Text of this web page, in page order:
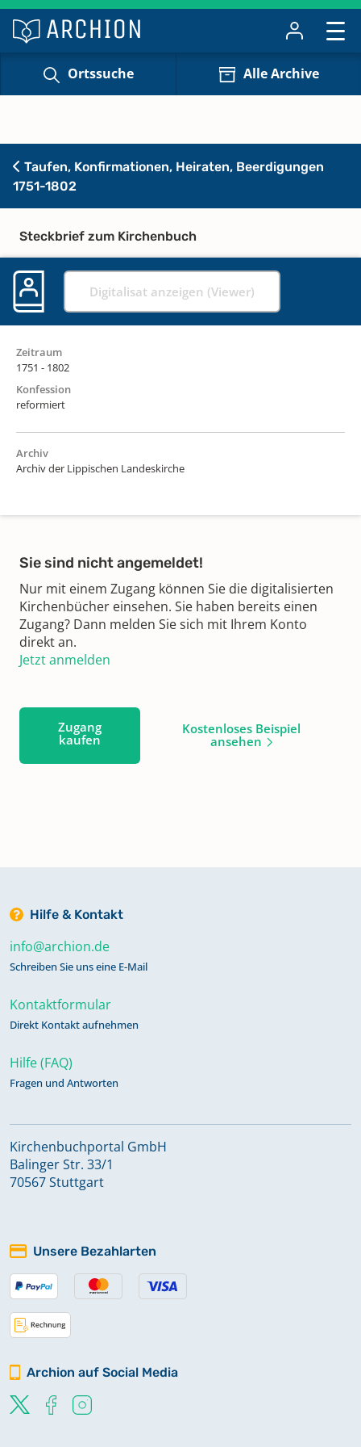
Ortssuche Alle Archive
Taufen, Konfirmationen, Heiraten, Beerdigungen
1751-1802
Steckbrief zum Kirchenbuch
Digitalisat anzeigen (Viewer)
Zeitraum
1751 - 1802
Konfession
reformiert
Archiv
Archiv der Lippischen Landeskirche
Sie sind nicht angemeldet!
Nur mit einem Zugang können Sie die digitalisierten
Kirchenbücher einsehen. Sie haben bereits einen
Zugang? Dann melden Sie sich mit Ihrem Konto
direkt an.
Jetzt anmelden
Zugang
kaufen
Kostenloses Beispiel
ansehen
Hilfe & Kontakt
info@archion.de
Schreiben Sie uns eine E-Mail
Kontaktformular
Direkt Kontakt aufnehmen
Hilfe (FAQ)
Fragen und Antworten
Kirchenbuchportal GmbH
Balinger Str. 33/1
70567 Stuttgart
Unsere Bezahlarten
Archion auf Social Media